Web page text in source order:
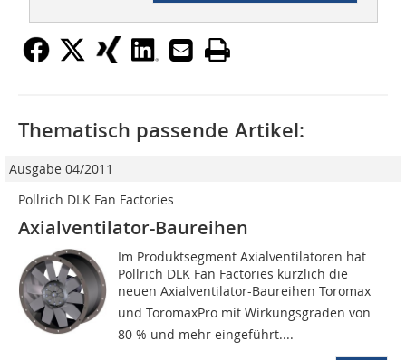
Thematisch passende Artikel:
Ausgabe 04/2011
Pollrich DLK Fan Factories
Axialventilator-Baureihen
Im Produktsegment Axialventilatoren hat
Pollrich DLK Fan Factories kürzlich die
neuen Axialventilator-Baureihen Toromax
und ToromaxPro mit Wirkungsgraden von
80 % und mehr eingeführt....